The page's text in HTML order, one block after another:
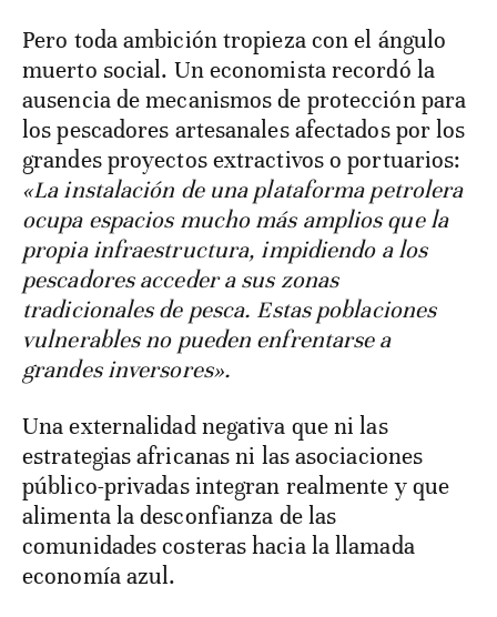
Pero toda ambición tropieza con el ángulo
muerto social. Un economista recordó la
ausencia de mecanismos de protección para
los pescadores artesanales afectados por los
grandes proyectos extractivos o portuarios:
«La instalación de una plataforma petrolera
ocupa espacios mucho más amplios que la
propia infraestructura, impidiendo a los
pescadores acceder a sus zonas
tradicionales de pesca. Estas poblaciones
vulnerables no pueden enfrentarse a
grandes inversores».
Una externalidad negativa que ni las
estrategias africanas ni las asociaciones
público-privadas integran realmente y que
alimenta la desconfianza de las
comunidades costeras hacia la llamada
economía azul.